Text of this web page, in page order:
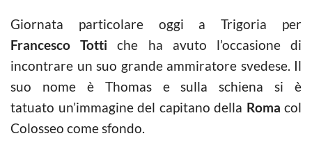
Giornata particolare oggi a Trigoria per
Francesco Totti che ha avuto l’occasione di
incontrare un suo grande ammiratore svedese. Il
suo nome è Thomas e sulla schiena si è
tatuato un’immagine del capitano della Roma col
Colosseo come sfondo.